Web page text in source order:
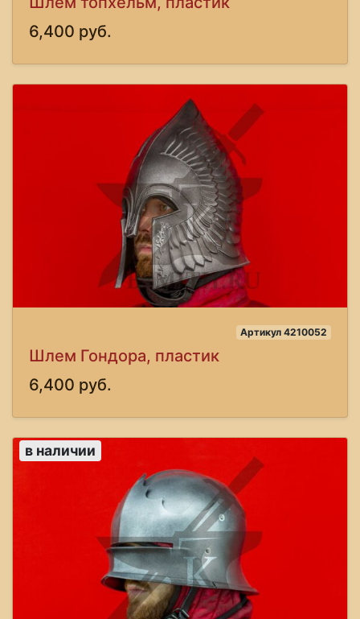
6,400 руб.
Артикул 4210052
Шлем Гондора, пластик
6,400 руб.
в наличии